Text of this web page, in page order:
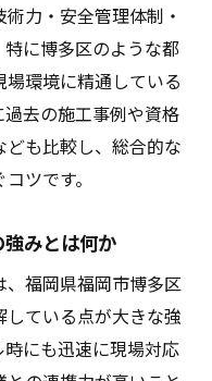
性を評価する方法
ラント工事会社選
度のチェックポイ
力と誠実な姿勢を
ト工事業界動向
求人動向と特徴
力・安全管理体制・
に博多区のような都
環境に精通している
去の施工事例や資格
も比較し、総合的な
ツです。
みとは何か
福岡県福岡市博多区
ている点が大きな強
にも迅速に現場対応